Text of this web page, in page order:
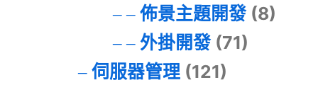
佈景主題開發(8)
外掛開發(71)
伺服器管理(121)